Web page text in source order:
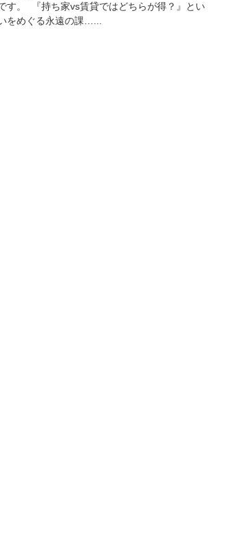
す。 『持ち家vs賃貸ではどちらが得？』とい
をめぐる永遠の課…...